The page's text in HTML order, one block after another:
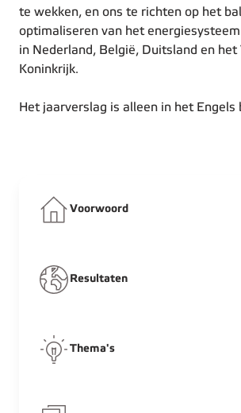
te wekken, en ons te richten op het
optimaliseren van het
in Nederland, België, Duitsland en het
Koninkrijk.
Het jaarverslag is alleen in het Engels
Voorwoord
Resultaten
Thema's